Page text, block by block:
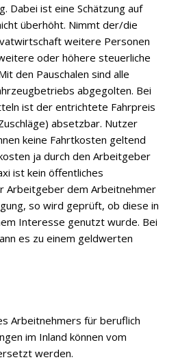
Dabei ist eine Schätzung auf
überhöht. Nimmt der/die
weitere Personen
oder höhere steuerliche
den Pauschalen sind alle
abgegolten. Bei
ist der entrichtete Fahrpreis
absetzbar. Nutzer
keine Fahrtkosten geltend
ja durch den Arbeitgeber
ist kein öffentliches
Arbeitgeber dem Arbeitnehmer
so wird geprüft, ob diese in
Interesse genutzt wurde. Bei
es zu einem geldwerten
Arbeitnehmers für beruflich
im Inland können vom
werden.